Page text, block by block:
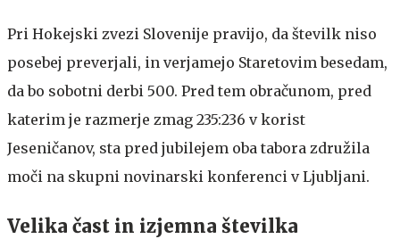
Pri Hokejski zvezi Slovenije pravijo, da številk niso
posebej preverjali, in verjamejo Staretovim besedam,
da bo sobotni derbi 500. Pred tem obračunom, pred
katerim je razmerje zmag 235:236 v korist
Jeseničanov, sta pred jubilejem oba tabora združila
moči na skupni novinarski konferenci v Ljubljani.
Velika čast in izjemna številka